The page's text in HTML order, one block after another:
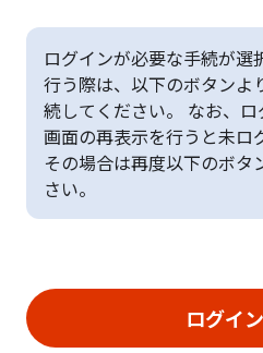
ログインが必要な手続が選
行う際は、以下のボタンよ
続してください。 なお、
画面の再表示を行うと未ロ
その場合は再度以下のボタ
さい。